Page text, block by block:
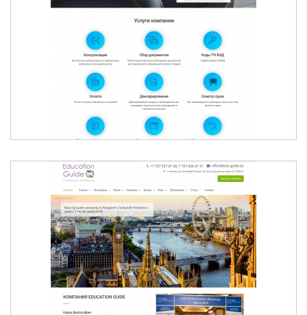
CENTER-LOGISTIC.KZ
ОБРАЗОВАНИЕ И ОБУЧЕНИЕ ЗА РУБЕЖОМ